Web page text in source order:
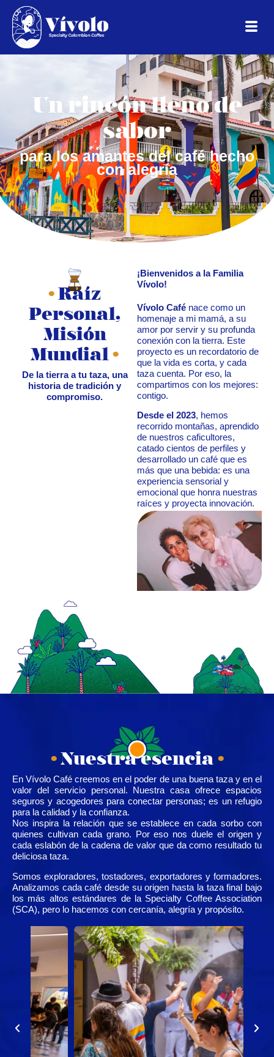
Un rincón lleno de
sabor
para los amantes del café hecho
con alegría
¡Bienvenidos a la Familia
Vívolo!
Vívolo Café nace como un
homenaje a mi mamá, a su
amor por servir y su profunda
conexión con la tierra. Este
proyecto es un recordatorio de
que la vida es corta, y cada
taza cuenta. Por eso, la
compartimos con los mejores:
contigo.
Desde el 2023, hemos
recorrido montañas, aprendido
de nuestros caficultores,
catado cientos de perfiles y
desarrollado un café que es
más que una bebida: es una
experiencia sensorial y
emocional que honra nuestras
raíces y proyecta innovación.
• Raíz
Personal,
Misión
Mundial •
De la tierra a tu taza, una
historia de tradición y
compromiso.
•Nuestra esencia •
En Vívolo Café creemos en el poder de una buena taza y en el
valor del servicio personal. Nuestra casa ofrece espacios
seguros y acogedores para conectar personas; es un refugio
para la calidad y la confianza.
Nos inspira la relación que se establece en cada sorbo con
quienes cultivan cada grano. Por eso nos duele el origen y
cada eslabón de la cadena de valor que da como resultado tu
deliciosa taza.
Somos exploradores, tostadores, exportadores y formadores.
Analizamos cada café desde su origen hasta la taza final bajo
los más altos estándares de la Specialty Coffee Association
(SCA), pero lo hacemos con cercanía, alegría y propósito.